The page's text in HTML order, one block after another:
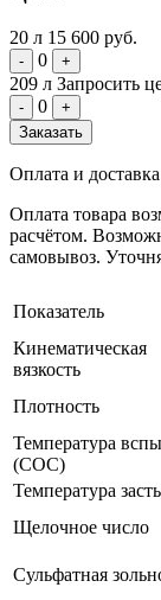
20 л 15 600 руб.
- 0 +
209 л Запросить
- 0
+
Заказать
Оплата и
Оплата товара
расчётом.
самовывоз.
Показатель
Кинематическая
вязкость
Плотность
Температура
(СОС)
Температура
Щелочное число
Сульфатная